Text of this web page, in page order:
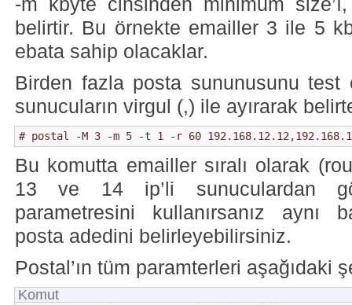
-m kbyte cinsinden minimum
belirtir. Bu örnekte emailler 3 ile 5
ebata sahip olacaklar.
Birden fazla posta sununusunu test
sunucuların virgul (,) ile ayırarak
# postal -M 3 -m 5 -t 1 -r 60
Bu komutta emailler sıralı olarak
13 ve 14 ip’li sunuculardan
parametresini kullanırsanız aynı
posta adedini belirleyebilirsiniz.
Postal’ın tüm paramterleri aşağıdaki
Komut